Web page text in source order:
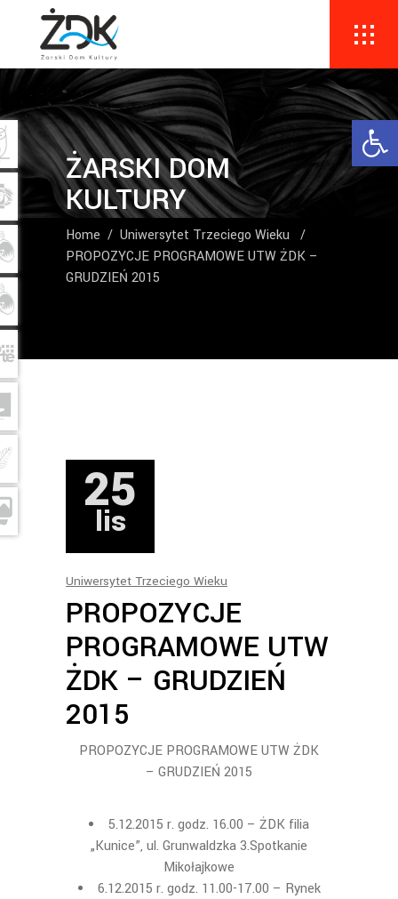
ŻARSKI DOM
KULTURY
Home / Uniwersytet Trzeciego Wieku
/
PROPOZYCJE PROGRAMOWE UTW ŻDK –
GRUDZIEŃ 2015
25
lis
Uniwersytet Trzeciego Wieku
PROPOZYCJE
PROGRAMOWE UTW
ŻDK – GRUDZIEŃ
2015
PROPOZYCJE PROGRAMOWE UTW ŻDK
– GRUDZIEŃ 2015
5.12.2015 r. godz. 16.00 – ŻDK filia
„Kunice”, ul. Grunwaldzka 3.Spotkanie
Mikołajkowe
6.12.2015 r. godz. 11.00-17.00 – Rynek